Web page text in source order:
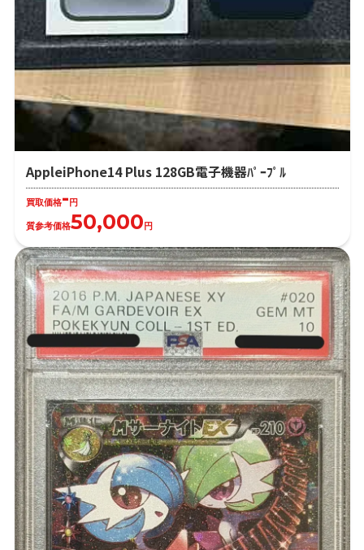
AppleiPhone14 Plus 128GB電子機器ﾊﾟｰﾌﾟﾙ
買取価格-円
質参考価格50,000円